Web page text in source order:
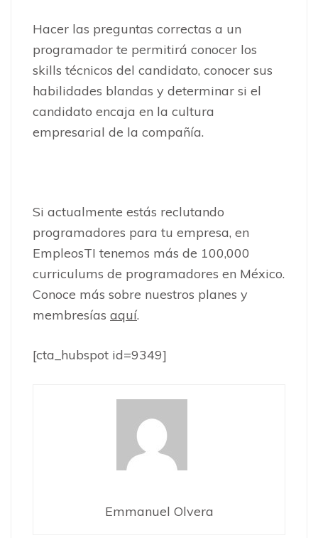
Hacer las preguntas correctas a un
programador te permitirá conocer los
skills técnicos del candidato, conocer sus
habilidades blandas y determinar si el
candidato encaja en la cultura
empresarial de la compañía.
Si actualmente estás reclutando
programadores para tu empresa, en
EmpleosTI tenemos más de 100,000
curriculums de programadores en México.
Conoce más sobre nuestros planes y
membresías aquí.
[cta_hubspot id=9349]
Emmanuel Olvera